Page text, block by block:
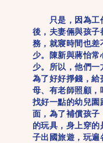
只是，因為工
後，夫妻倆與孩
務，就寢時間也
少。陳新與蔣怡
少。所以，他們
為了好好掙錢，
母、有老師照顧
找好一點的幼兒
面，為了補償孩
的玩具，身上穿
子出國旅遊，玩遍